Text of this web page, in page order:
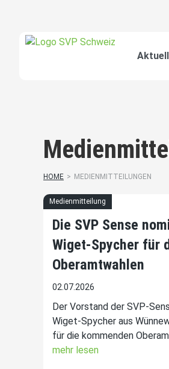
Aktuell
HOME > MEDIENMITTEILUNGEN
Medienmitteilung
Die SVP Sense
Wiget-Spycher für
Oberamtwahlen
02.07.2026
Der Vorstand der SVP-
Wiget-Spycher aus
für die kommenden
mehr lesen